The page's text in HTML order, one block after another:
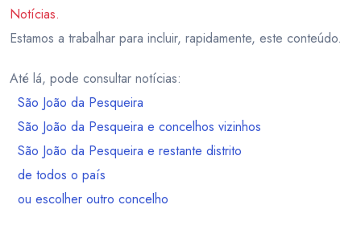
Notícias.
Estamos a trabalhar para incluir, rapidamente, este conteúdo.
Até lá, pode consultar notícias:
São João da Pesqueira
São João da Pesqueira e concelhos vizinhos
São João da Pesqueira e restante distrito
de todos o país
ou escolher outro concelho